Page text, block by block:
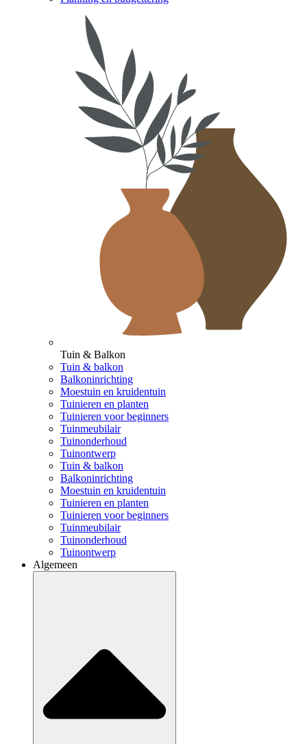
Tuin & Balkon
Tuin & balkon
Balkoninrichting
Moestuin en kruidentuin
Tuinieren en planten
Tuinieren voor beginners
Tuinmeubilair
Tuinonderhoud
Tuinontwerp
Tuin & balkon
Balkoninrichting
Moestuin en kruidentuin
Tuinieren en planten
Tuinieren voor beginners
Tuinmeubilair
Tuinonderhoud
Tuinontwerp
Algemeen